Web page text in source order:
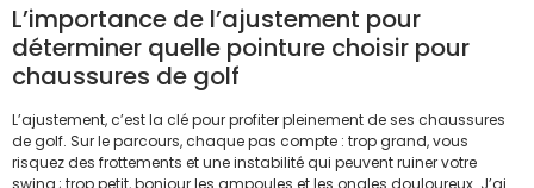
L’importance de l’ajustement pour
déterminer quelle pointure choisir pour
chaussures de golf
L’ajustement, c’est la clé pour profiter pleinement de ses chaussures
de golf. Sur le parcours, chaque pas compte : trop grand, vous
risquez des frottements et une instabilité qui peuvent ruiner votre
swing ; trop petit, bonjour les ampoules et les ongles douloureux. J’ai